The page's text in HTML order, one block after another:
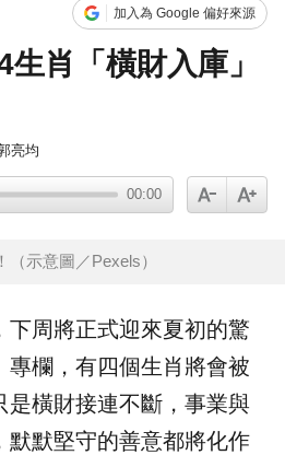
加入為 Google 偏好來源
肖「橫財入庫」
亮均
00:00
示意圖／Pexels）
下周將正式迎來夏初的驚
專欄，有四個生肖將會被
是橫財接連不斷，事業與
默默堅守的善意都將化作